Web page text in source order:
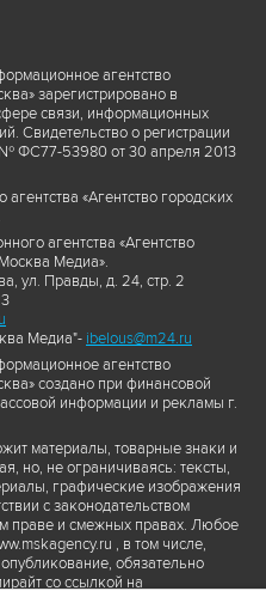
агентство
зарегистрировано в
связи, информационных
Свидетельство о регистрации
ФС77-53980 от 30 апреля 2013
«Агентство городских
агентства «Агентство
Медиа».
ул. Правды, д. 24, стр. 2
Медиа"- ibelous@m24.ru
агентство
создано при финансовой
информации и рекламы г.
материалы, товарные знаки и
но, не ограничиваясь: тексты,
графические изображения
с законодательством
праве и смежных правах. Любое
, в том числе,
обязательно
со ссылкой на